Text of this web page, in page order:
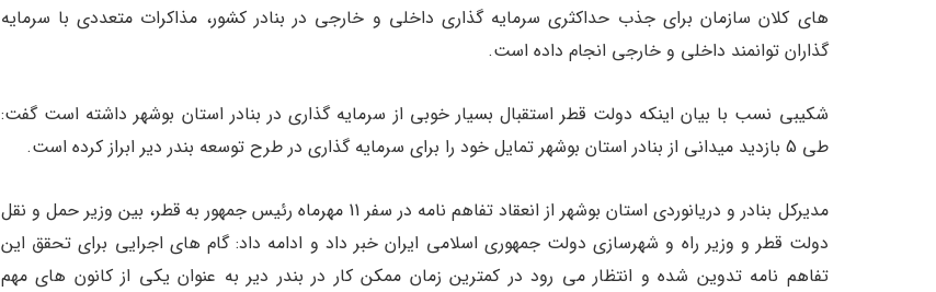
های کلان سازمان برای جذب حداکثری سرمایه گذاری داخلی و خارجی در بنادر کشور، مذاکرات متعددی با سرمایه
گذاران توانمند داخلی و خارجی انجام داده است.
شکیبی نسب با بیان اینکه دولت قطر استقبال بسیار خوبی از سرمایه گذاری در بنادر استان بوشهر داشته است گفت:
طی 5 بازدید میدانی از بنادر استان بوشهر تمایل خود را برای سرمایه گذاری در طرح توسعه بندر دیر ابراز کرده است.
مدیرکل بنادر و دریانوردی استان بوشهر از انعقاد تفاهم نامه در سفر 11 مهرماه رئیس جمهور به قطر، بین وزیر حمل و نقل
دولت قطر و وزیر راه و شهرسازی دولت جمهوری اسلامی ایران خبر داد و ادامه داد: گام های اجرایی برای تحقق این
تفاهم نامه تدوین شده و انتظار می رود در کمترین زمان ممکن کار در بندر دیر به عنوان یکی از کانون های مهم